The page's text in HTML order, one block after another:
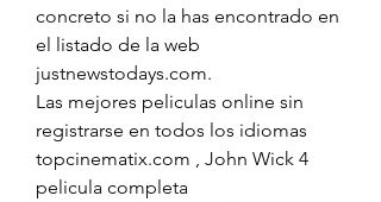
concreto si no la has encontrado en
el listado de la web
justnewstodays.com.
Las mejores peliculas online sin
registrarse en todos los idiomas
topcinematix.com , John Wick 4
pelicula completa